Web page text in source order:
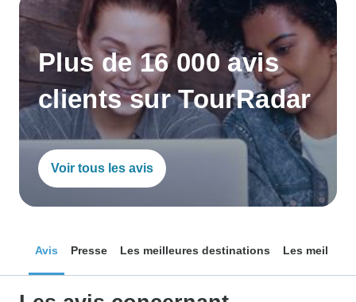
Plus de 16 000 avis
clients sur TourRadar
Voir tous les avis
Avis Presse Les meilleures destinations Les